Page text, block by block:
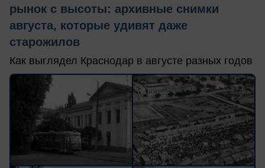
рынок с высоты: архивные снимки
августа, которые удивят даже
старожилов
Как выглядел Краснодар в августе разных годов